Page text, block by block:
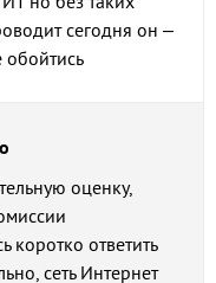
сегодня он –
оценку,
коротко ответить
сеть Интернет